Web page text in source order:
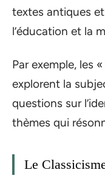
textes antiques
l’éducation et la
Par exemple, les
explorent la
questions sur
thèmes qui
Le